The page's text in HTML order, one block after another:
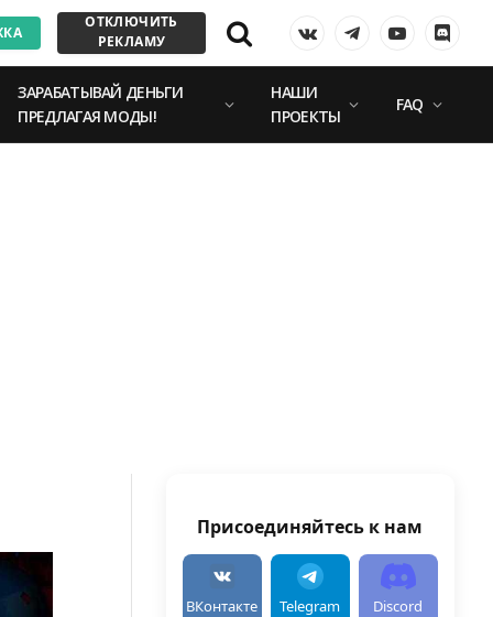
ОТКЛЮЧИТЬ
РЕКЛАМУ
VKontakteTelegramYouTube
ЗАРАБАТЫВАЙ ДЕНЬГИ
ПРЕДЛАГАЯ МОДЫ!
НАШИ
ПРОЕКТЫ
FAQ
Присоединяйтесь к нам
ВКонтакте Telegram Discord